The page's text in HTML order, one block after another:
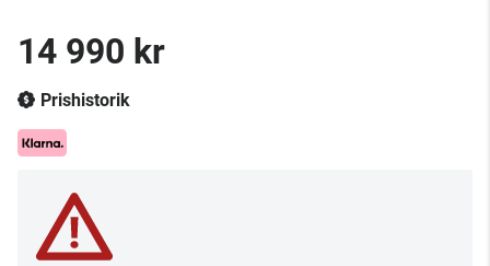
14 990 kr
Prishistorik